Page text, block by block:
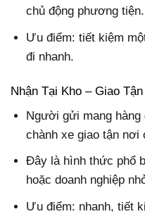
chủ động phương tiện.
Ưu điểm: tiết kiệm
đi nhanh.
Nhận Tại Kho – Giao
Người gửi mang hàng
chành xe giao tận nơi
Đây là hình thức phổ
hoặc doanh nghiệp
Ưu điểm: nhanh, tiết